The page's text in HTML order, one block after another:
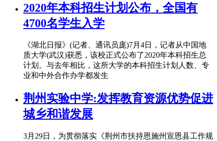
2020年本科招生计划公布，全国有
4700名学生入学
《湖北日报》(记者、通讯员庞)7月4日，记者从中国地
质大学(武汉)获悉，该校正式公布了2020年本科招生总
计划。与去年相比，这所大学的本科招生计划人数、专
业和中外合作办学都发生
荆州实验中学:发挥教育资源优势促进
城乡和谐发展
3月29日，为贯彻落实《荆州市扶持恩施州宣恩县工作规